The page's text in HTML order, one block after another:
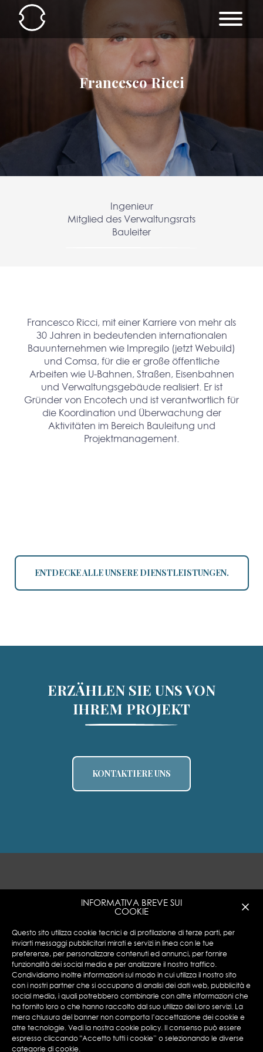
INFORMATIVA BREVE SUI
COOKIE
Questo sito utilizza cookie tecnici e di profilazione di terze parti, per
inviarti messaggi pubblicitari mirati e servizi in linea con le tue
preferenze, per personalizzare contenuti ed annunci, per fornire
funzionalità dei social media e per analizzare il nostro traffico.
Condividiamo inoltre informazioni sul modo in cui utilizza il nostro sito
con i nostri partner che si occupano di analisi dei dati web, pubblicità e
social media, i quali potrebbero combinarle con altre informazioni che
ha fornito loro o che hanno raccolto dal suo utilizzo dei loro servizi. La
mera chiusura del banner non comporta l’accettazione dei cookie e
atre tecnologie. Vedi la nostra cookie policy. Il consenso può essere
espresso cliccando "Accetto tutti i cookie” o selezionando le diverse
categorie di cookie.
Francesco Ricci
Ingenieur
Mitglied des Verwaltungsrats
Bauleiter
Francesco Ricci, mit einer Karriere von mehr als
30 Jahren in bedeutenden internationalen
Bauunternehmen wie Impregilo (jetzt Webuild)
und Comsa, für die er große öffentliche
Arbeiten wie U-Bahnen, Straßen, Eisenbahnen
und Verwaltungsgebäude realisiert. Er ist
Gründer von Encotech und ist verantwortlich für
die Koordination und Überwachung der
Aktivitäten im Bereich Bauleitung und
Projektmanagement.
ENTDECKE ALLE UNSERE DIENSTLEISTUNGEN.
ERZÄHLEN SIE UNS VON
IHREM PROJEKT
KONTAKTIERE UNS
Encotech © Copyright 2023 ENCOTECH SA. All
Rights Reserved.
N°IVA: CHE 115.049.369-IVA
Privacy Policy|Cookies Policy